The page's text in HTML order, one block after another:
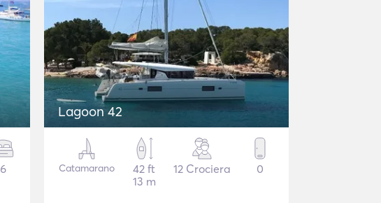
6
Lagoon 42
Catamarano
42 ft
13 m
12 Crociera 0